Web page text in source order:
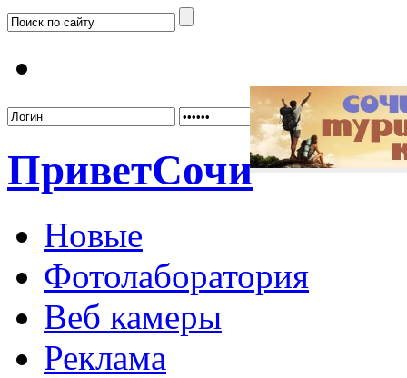
ПриветСочи
Новые
Фотолаборатория
Веб камеры
Реклама